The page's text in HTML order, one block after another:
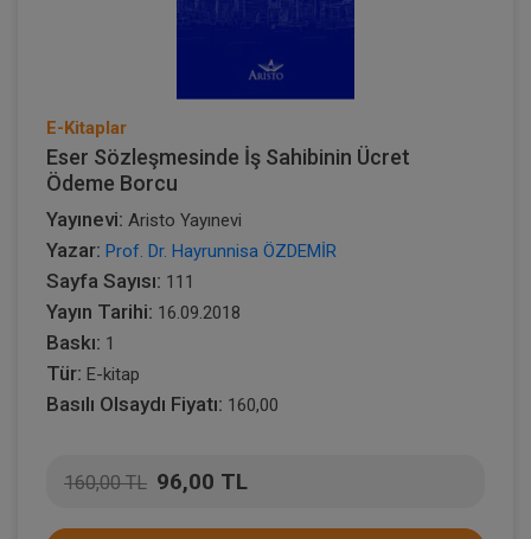
E-Kitaplar
Eser Sözleşmesinde İş Sahibinin Ücret
Ödeme Borcu
Yayınevi: Aristo Yayınevi
Yazar: Prof. Dr. Hayrunnisa ÖZDEMİR
Sayfa Sayısı: 111
Yayın Tarihi: 16.09.2018
Baskı: 1
Tür: E-kitap
Basılı Olsaydı Fiyatı: 160,00
160,00 TL 96,00 TL